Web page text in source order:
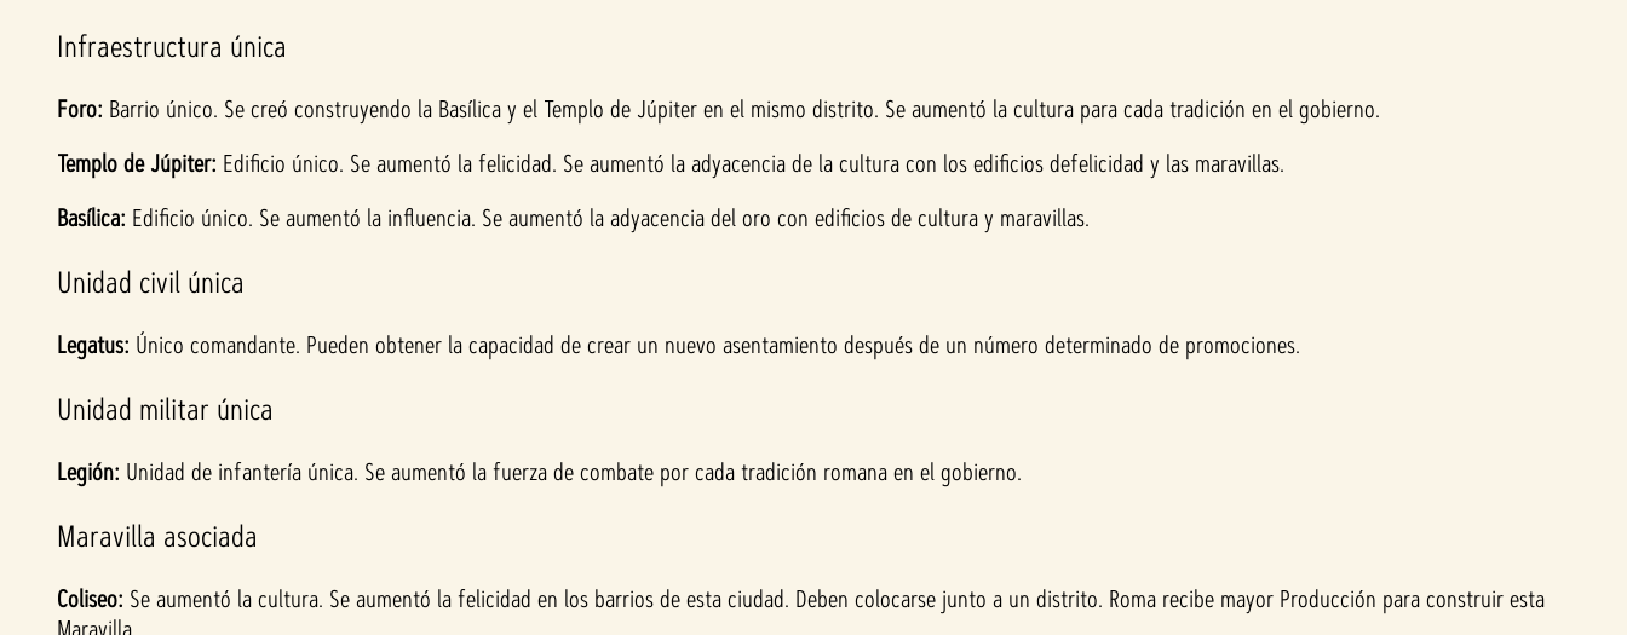
Infraestructura única
Foro: Barrio único. Se creó construyendo la Basílica y el Templo de Júpiter en el mismo distrito. Se aumentó la cultura para cada tradición en el gobierno.
Templo de Júpiter: Edificio único. Se aumentó la felicidad. Se aumentó la adyacencia de la cultura con los edificios defelicidad y las maravillas.
Basílica: Edificio único. Se aumentó la influencia. Se aumentó la adyacencia del oro con edificios de cultura y maravillas.
Unidad civil única
Legatus: Único comandante. Pueden obtener la capacidad de crear un nuevo asentamiento después de un número determinado de promociones.
Unidad militar única
Legión: Unidad de infantería única. Se aumentó la fuerza de combate por cada tradición romana en el gobierno.
Maravilla asociada
Coliseo: Se aumentó la cultura. Se aumentó la felicidad en los barrios de esta ciudad. Deben colocarse junto a un distrito. Roma recibe mayor Producción para construir esta